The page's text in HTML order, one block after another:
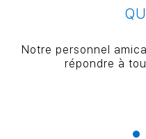
Notre personnel
répondre à